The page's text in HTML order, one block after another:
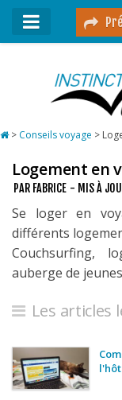
Mon podcast
Mes ressources
Guides voyages
A propos
Contact
> Conseils voyage >
Logement en
PAR FABRICE - MIS À
Se loger en
différents
Couchsurfing,
auberge de
Les articles